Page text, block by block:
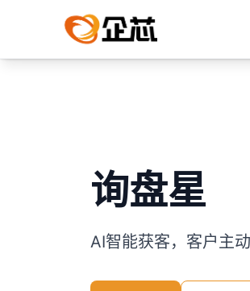
询盘星
AI智能获客，客户主